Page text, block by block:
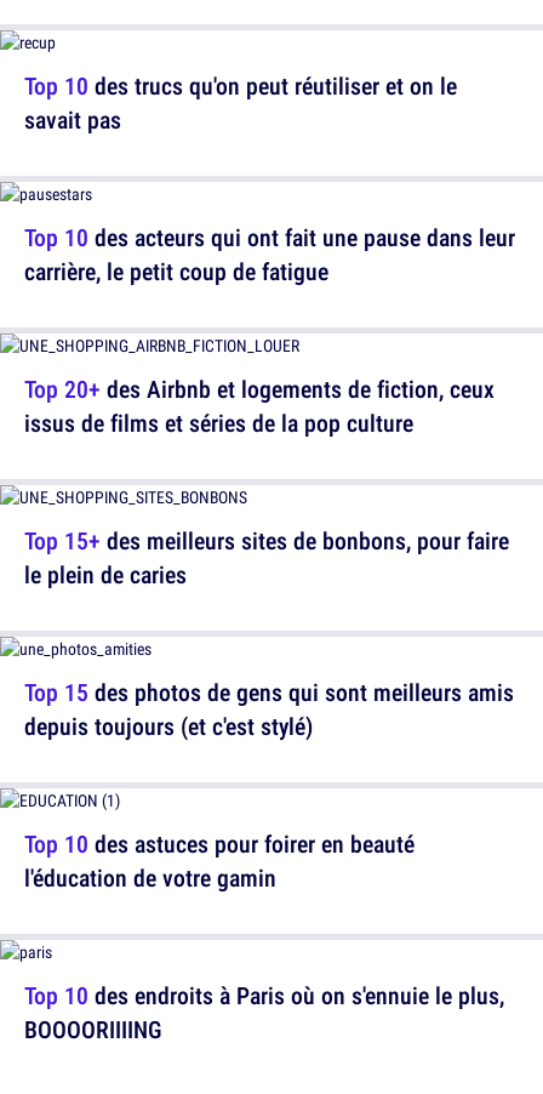
Top 10 des acteurs qui ont fait une pause dans leur
carrière, le petit coup de fatigue
Top 15+ des meilleurs sites de bonbons, pour faire
le plein de caries
Top 10 des astuces pour foirer en beauté
l'éducation de votre gamin
Top 10 des trucs qu'on peut réutiliser et on le
savait pas
Top 20+ des Airbnb et logements de fiction, ceux
issus de films et séries de la pop culture
Top 15 des photos de gens qui sont meilleurs amis
depuis toujours (et c'est stylé)
Top 10 des endroits à Paris où on s'ennuie le plus,
BOOOORIIIING